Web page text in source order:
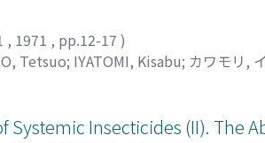
, 1971 , pp.12-17 )
Tetsuo; IYATOMI, Kisabu; カワモリ,
Insecticides (II). The